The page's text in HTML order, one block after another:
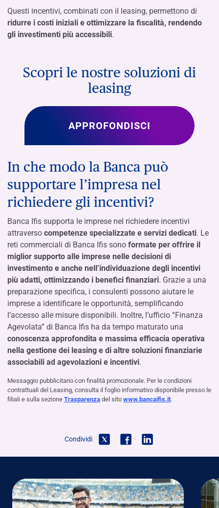
Questi incentivi, combinati con il leasing, permettono di
ridurre i costi iniziali e ottimizzare la fiscalità, rendendo
gli investimenti più accessibili.
Scopri le nostre soluzioni di
leasing
APPROFONDISCI
In che modo la Banca può
supportare l’impresa nel
richiedere gli incentivi?
Banca Ifis supporta le imprese nel richiedere incentivi
attraverso competenze specializzate e servizi dedicati. Le
reti commerciali di Banca Ifis sono formate per offrire il
miglior supporto alle imprese nelle decisioni di
investimento e anche nell’individuazione degli incentivi
più adatti, ottimizzando i benefici finanziari. Grazie a una
preparazione specifica, i consulenti possono aiutare le
imprese a identificare le opportunità, semplificando
l’accesso alle misure disponibili. Inoltre, l’ufficio “Finanza
Agevolata” di Banca Ifis ha da tempo maturato una
conoscenza approfondita e massima efficacia operativa
nella gestione dei leasing e di altre soluzioni finanziarie
associabili ad agevolazioni e incentivi.
Messaggio pubblicitario con finalità promozionale. Per le condizioni
contrattuali del Leasing, consulta il foglio informativo disponibile presso le
filiali e sulla sezione Trasparenza del sito www.bancaifis.it.
Condividi